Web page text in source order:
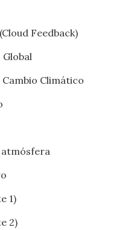
Feedback)
Climático
atmósfera
1)
2)